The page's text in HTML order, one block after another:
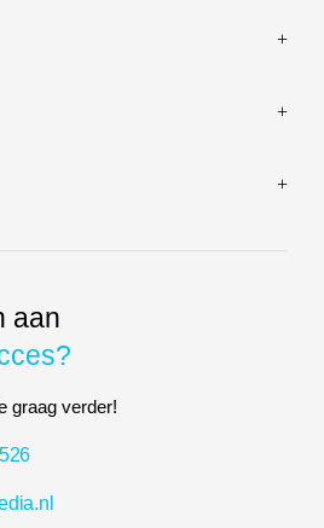
aan
graag verder!